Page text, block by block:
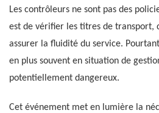
Les contrôleurs ne sont pas des
est de vérifier les titres de transport,
assurer la fluidité du service.
en plus souvent en situation de
potentiellement dangereux.
Cet événement met en lumière la